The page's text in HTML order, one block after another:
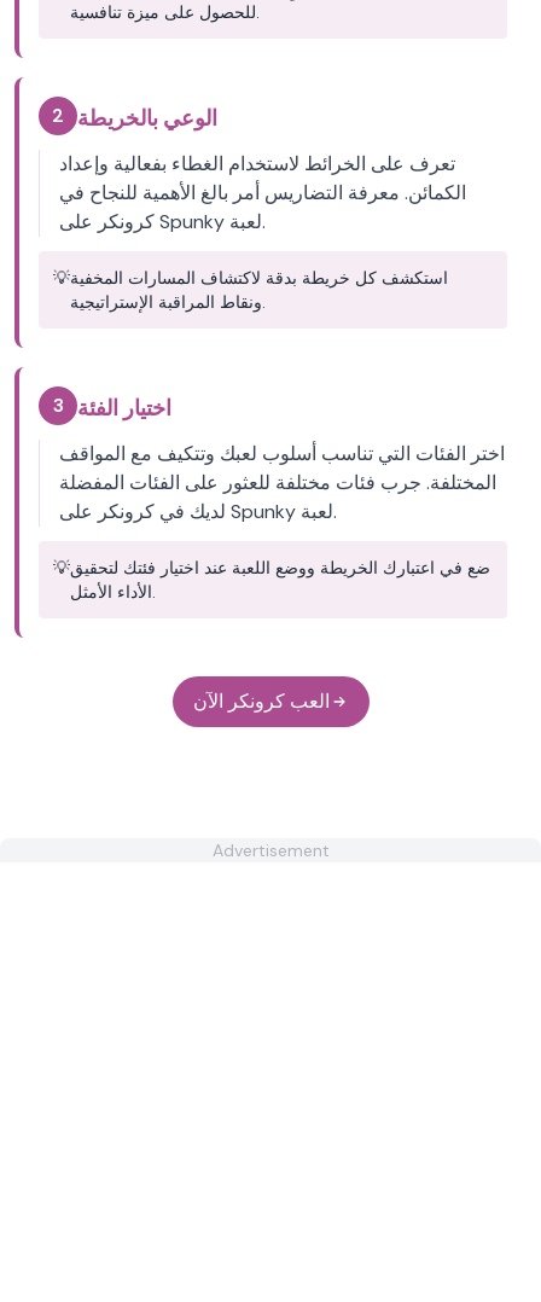
للحصول على ميزة تنافسية.
2 الوعي بالخريطة
تعرف على الخرائط لاستخدام الغطاء بفعالية وإعداد
الكمائن. معرفة التضاريس أمر بالغ الأهمية للنجاح في
كرونكر على Spunky لعبة.
💡استكشف كل خريطة بدقة لاكتشاف المسارات المخفية
ونقاط المراقبة الإستراتيجية.
3 اختيار الفئة
اختر الفئات التي تناسب أسلوب لعبك وتتكيف مع المواقف
المختلفة. جرب فئات مختلفة للعثور على الفئات المفضلة
لديك في كرونكر على Spunky لعبة.
💡ضع في اعتبارك الخريطة ووضع اللعبة عند اختيار فئتك لتحقيق
الأداء الأمثل.
العب كرونكر الآن
Advertisement